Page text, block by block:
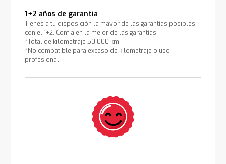
1+2 años de garantía
Tienes a tu disposición la mayor de las garantías posibles
con el 1+2. Confía en la mejor de las garantías.
*Total de kilometraje 50.000 km
*No compatible para exceso de kilometraje o uso
profesional